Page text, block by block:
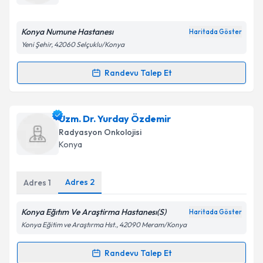
Kişisel verilerimin işlenmesine ilişkin
Aydınlatma
Metni'ni okudum ve kişisel verilerimin belirtilen
Konya Numune Hastanesı Haritada Göster
Yeni Şehir, 42060 Selçuklu/Konya
Randevu Talep Et
Randevu Takvimi Talebi
Uzm. Dr. Arif Ertuğiçin randevu takvimi talebi
oluşturun. Size bu uzmandan randevu almanız için bir
takvim hazırlandığında e-posta ile bilgilendireceğiz.
Kişisel verilerimin işlenmesine ilişkin
kapsamda işlenmesini kabul ediyorum.
Uzm. Dr. Yurday Özdemir
Radyasyon Onkolojisi
Konya
Adres 1 Adres 2
Konya Eğıtım Ve Araştirma Hastanesı(S) Haritada Göster
Konya Eğitim ve Araştırma Hst., 42090 Meram/Konya
Randevu Talep Et
Randevu Takvimi Talebi